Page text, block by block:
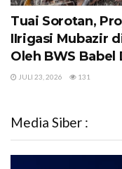
Tuai Sorotan,
IIrigasi Mubazir
Oleh BWS Babel
JULI 23, 2026 131
Media Siber :